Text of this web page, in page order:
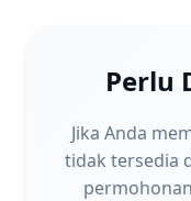
Perlu
Jika Anda
tidak tersedia